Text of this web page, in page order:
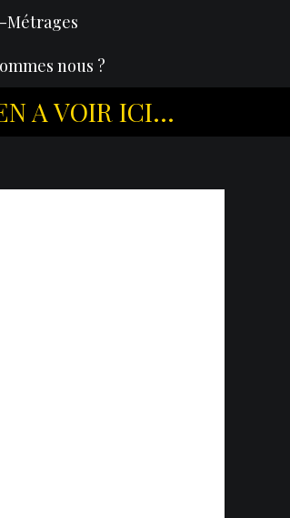
Métrages
nous ?
A VOIR ICI...